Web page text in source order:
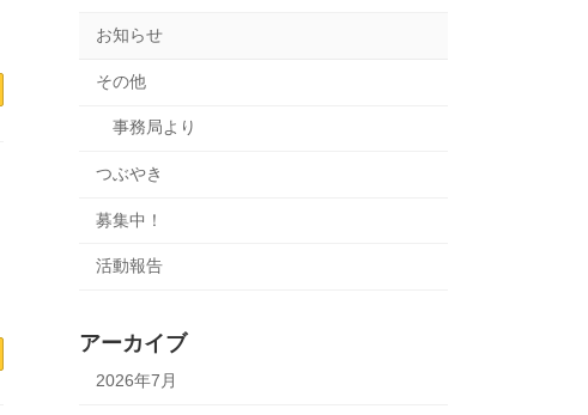
お知らせ
その他
事務局より
つぶやき
募集中！
活動報告
アーカイブ
2026年7月